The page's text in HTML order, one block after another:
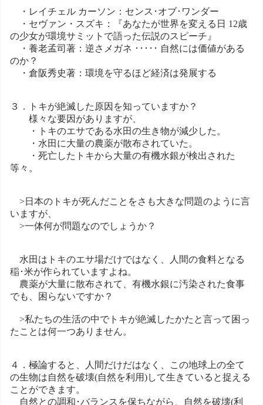
・レイチェル カーソン：センス･オブ･ワンダー
・セヴァン・スズキ：『あなたが世界を変える日 12歳
の少女が環境サミットで語った伝説のスピーチ』
・養老孟司著：逆さメガネ ･････ 自然には価値がある
のか？
・倉阪秀史著：環境を守るほど経済は発展する
３．トキが絶滅した原因を知っていますか？
様々な要因がありますが、
・トキのエサである水田の生き物が減少した。
・水田に大量の農薬が散布されていた。
・死亡したトキから大量の有機水銀が検出された
等々。
>日本のトキが死んだことをさも大きな問題のように言
いますが、
>一体何が問題なのでしょうか？
水田はトキのエサ場だけではなく、人間の食料となる
稲･米が作られていますよね。
農薬が大量に散布されて、有機水銀に汚染された食事
でも、困らないですか？
>私たちの生活の中でトキが絶滅したかたと言って困っ
たことは何一つありません。
４．極論すると、人間だけだはなく、この地球上の全て
の生物は自然を破壊(自然を利用)して生きていると捉える
ことができます。
自然との調和･バランスを保ちながら、自然を破壊(利